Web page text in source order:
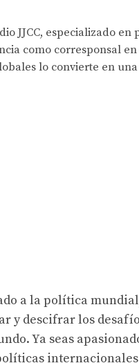
JJCC, especializado
como corresponsal
lo convierte en
a la política
y descifrar los
Ya seas